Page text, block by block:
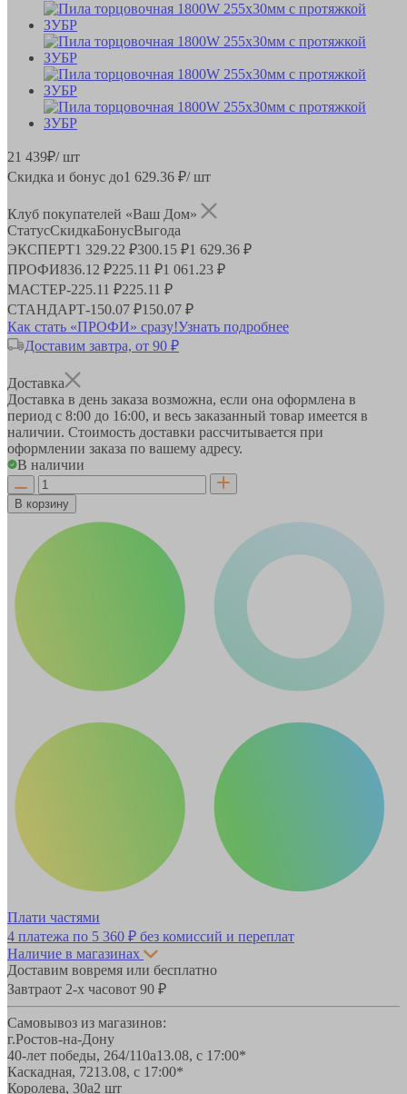
21 439₽/ шт
Скидка и бонус до1 629.36 ₽/ шт
Клуб покупателей «Ваш Дом»
СтатусСкидкаБонусВыгода
ЭКСПЕРТ1 329.22 ₽300.15 ₽1 629.36 ₽
ПРОФИ836.12 ₽225.11 ₽1 061.23 ₽
МАСТЕР-225.11 ₽225.11 ₽
СТАНДАРТ-150.07 ₽150.07 ₽
Как стать «ПРОФИ» сразу!Узнать подробнее
Доставим завтра, от 90 ₽
Доставка
Доставка в день заказа возможна, если она оформлена в
период с 8:00 до 16:00, и весь заказанный товар имеется в
наличии. Стоимость доставки рассчитывается при
оформлении заказа по вашему адресу.
В наличии
В корзину
Плати частями
4 платежа по 5 360 ₽ без комиссий и переплат
Наличие в магазинах
Доставим вовремя или бесплатно
Завтраот 2-х часовот 90 ₽
Самовывоз из магазинов:
г.Ростов-на-Дону
40-лет победы, 264/110а13.08, с 17:00*
Каскадная, 7213.08, с 17:00*
Королева, 30а2 шт